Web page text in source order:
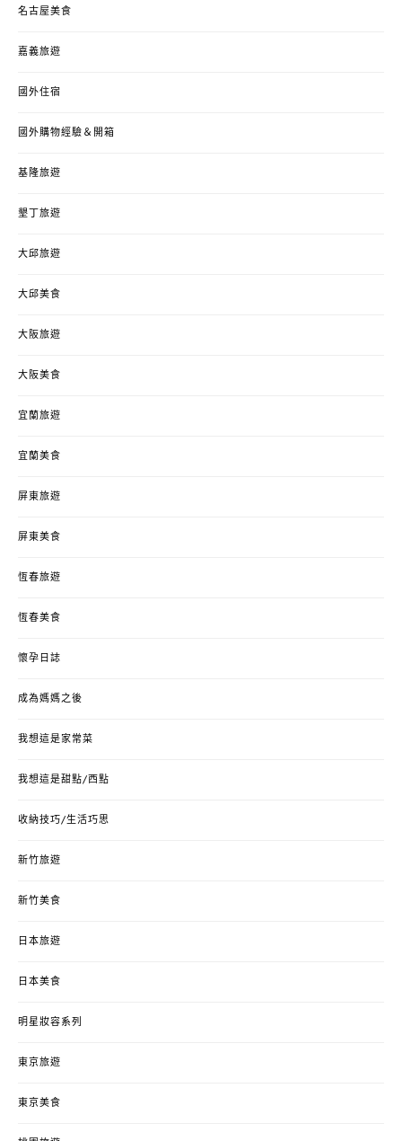
名古屋美食
嘉義旅遊
國外住宿
國外購物經驗＆開箱
基隆旅遊
墾丁旅遊
大邱旅遊
大邱美食
大阪旅遊
大阪美食
宜蘭旅遊
宜蘭美食
屏東旅遊
屏東美食
恆春旅遊
恆春美食
懷孕日誌
成為媽媽之後
我想這是家常菜
我想這是甜點/西點
收納技巧/生活巧思
新竹旅遊
新竹美食
日本旅遊
日本美食
明星妝容系列
東京旅遊
東京美食